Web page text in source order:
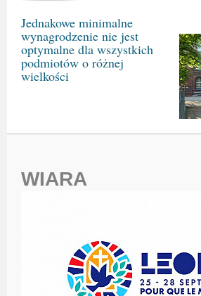
Jednakowe minimalne
wynagrodzenie nie jest
optymalne dla wszystkich
podmiotów o różnej
wielkości
WIARA